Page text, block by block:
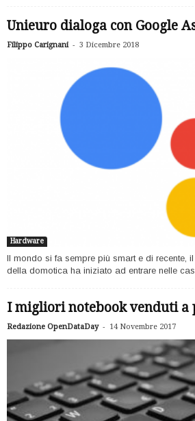
Unieuro dialoga con Google
Filippo Carignani - 3 Dicembre 2018
Hardware
Il mondo si fa sempre più smart e di recente,
della domotica ha iniziato ad entrare nelle
I migliori notebook venduti a
Redazione OpenDataDay - 14 Novembre 2017